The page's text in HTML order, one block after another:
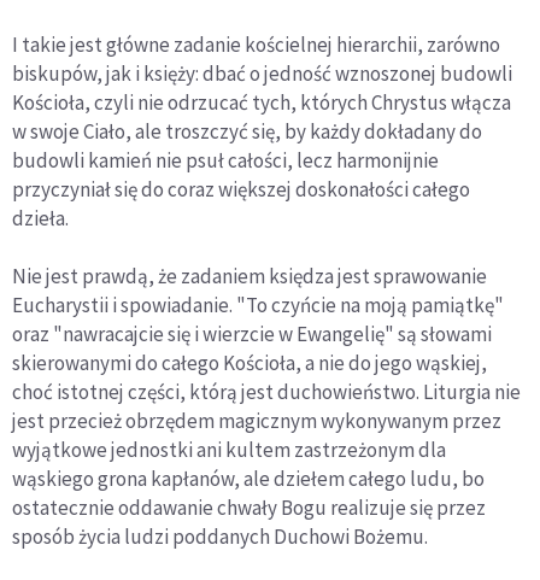
I takie jest główne zadanie kościelnej hierarchii, zarówno
biskupów, jak i księży: dbać o jedność wznoszonej budowli
Kościoła, czyli nie odrzucać tych, których Chrystus włącza
w swoje Ciało, ale troszczyć się, by każdy dokładany do
budowli kamień nie psuł całości, lecz harmonijnie
przyczyniał się do coraz większej doskonałości całego
dzieła.
Nie jest prawdą, że zadaniem księdza jest sprawowanie
Eucharystii i spowiadanie. "To czyńcie na moją pamiątkę"
oraz "nawracajcie się i wierzcie w Ewangelię" są słowami
skierowanymi do całego Kościoła, a nie do jego wąskiej,
choć istotnej części, którą jest duchowieństwo. Liturgia nie
jest przecież obrzędem magicznym wykonywanym przez
wyjątkowe jednostki ani kultem zastrzeżonym dla
wąskiego grona kapłanów, ale dziełem całego ludu, bo
ostatecznie oddawanie chwały Bogu realizuje się przez
sposób życia ludzi poddanych Duchowi Bożemu.